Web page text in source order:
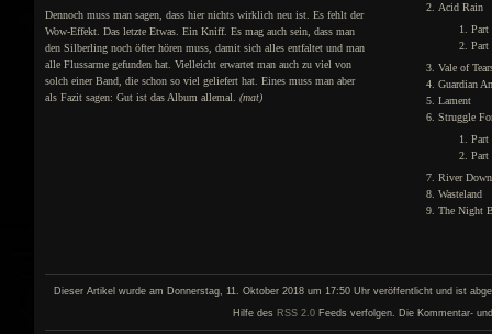
Dennoch muss man sagen, dass hier nichts wirklich neu ist. Es fehlt der
Wow-Effekt. Das letzte Etwas. Ein Kniff. Es mag auch sein, dass man
den Silberling noch öfter hören muss, damit sich alles entfaltet und man
alle Flussarme gefunden hat. Vielleicht erwartet man auch zu viel von
solch einer Band, die schon so viel geliefert hat. Eines muss man aber
als Fazit sagen: Gut ist das Album allemal. (mat)
Acid Rain
Part
Part
Vale of
Guardian
Lament
Struggle
Part
Part
River
Wasteland
The Night
Dieser Artikel wurde am Donnerstag, 11. Oktober 2018 um 17:50 Uhr veröffentlicht und ist
Hilfe des RSS 2.0Feeds verfolgen. Die Kommentar-